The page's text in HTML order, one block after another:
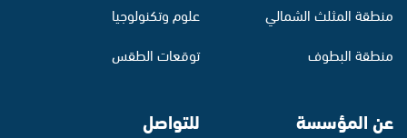
منطقة المثلث الشمالي
منطقة البطوف
علوم وتكنولوجيا
توقعات الطقس
عن المؤسسة للتواصل